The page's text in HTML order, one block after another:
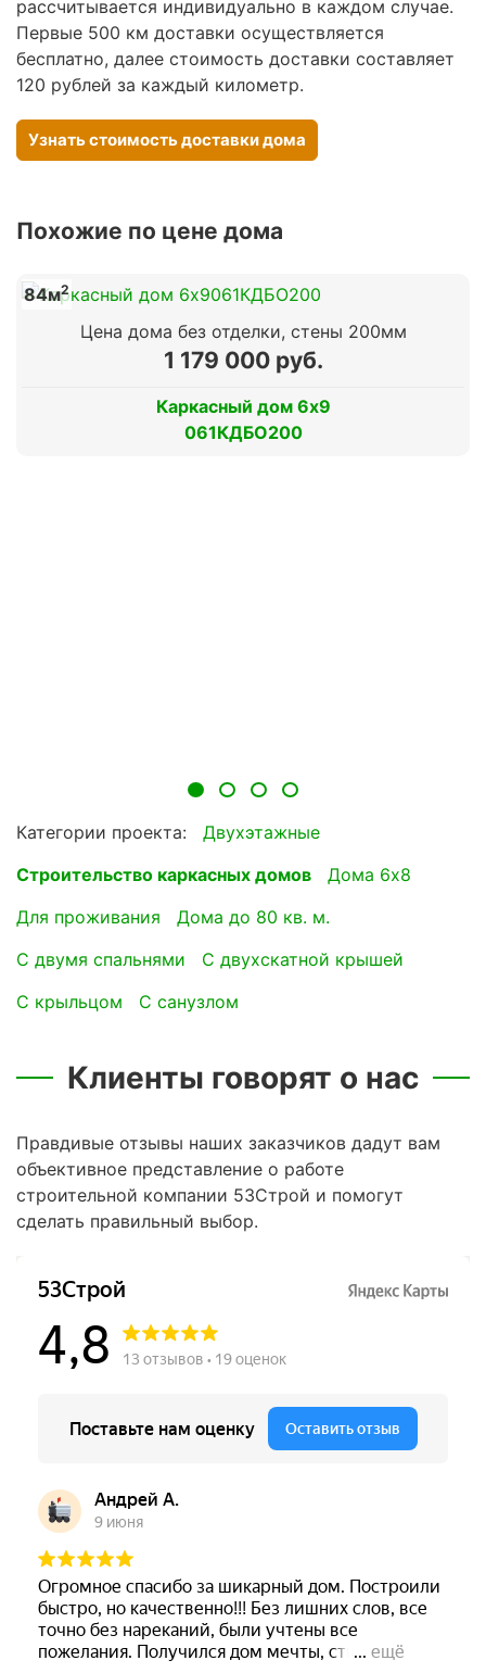
рассчитывается индивидуально в каждом случае.
Первые 500 км доставки осуществляется
бесплатно, далее стоимость доставки составляет
120 рублей за каждый километр.
Узнать стоимость доставки дома
Похожие по цене дома
84м2
Цена дома без отделки, стены 200мм
1 179 000 руб.
Каркасный дом 6х9
061КДБО200
Категории проекта:
Двухэтажные
Строительство каркасных домов
Дома 6х8
для проживания
Дома до 80 кв. м.
с двумя спальнями
с двухскатной крышей
с крыльцом
с санузлом
Клиенты говорят о нас
Правдивые отзывы наших заказчиков дадут вам
объективное представление о работе
строительной компании 53Строй и помогут
сделать правильный выбор.